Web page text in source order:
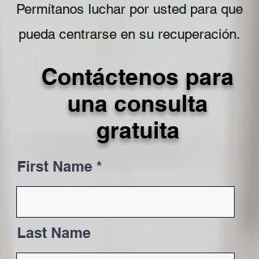
Permítanos luchar por usted para que
pueda centrarse en su recuperación.
Contáctenos para
una consulta
gratuita
First Name
Last Name